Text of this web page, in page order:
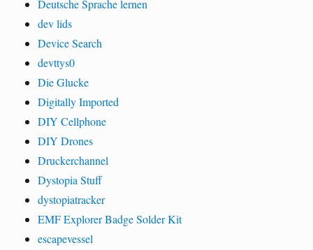
Deutsche Sprache lernen
dev lids
Device Search
devttys0
Die Glucke
Digitally Imported
DIY Cellphone
DIY Drones
Druckerchannel
Dystopia Stuff
dystopiatracker
EMF Explorer Badge Solder Kit
escapevessel